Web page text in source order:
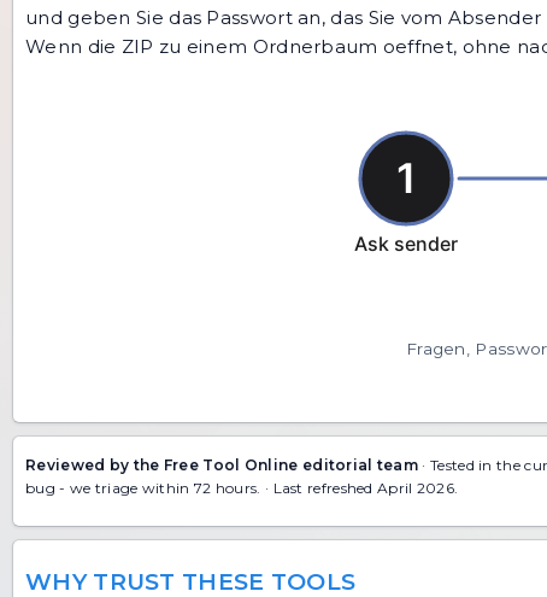
und geben Sie das Passwort an, das Sie vom
Wenn die ZIP zu einem Ordnerbaum oeffnet, ohne
Fragen,
Reviewed by the Free Tool Online editorial team · Tested in the
bug - we triage within 72 hours. · Last refreshed April 2026.
WHY TRUST THESE TOOLS